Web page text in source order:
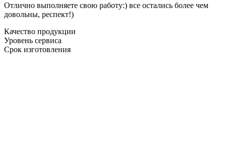
Отлично выполняете свою работу:) все остались более чем
довольны, респект!)
Качество продукции
Уровень сервиса
Срок изготовления